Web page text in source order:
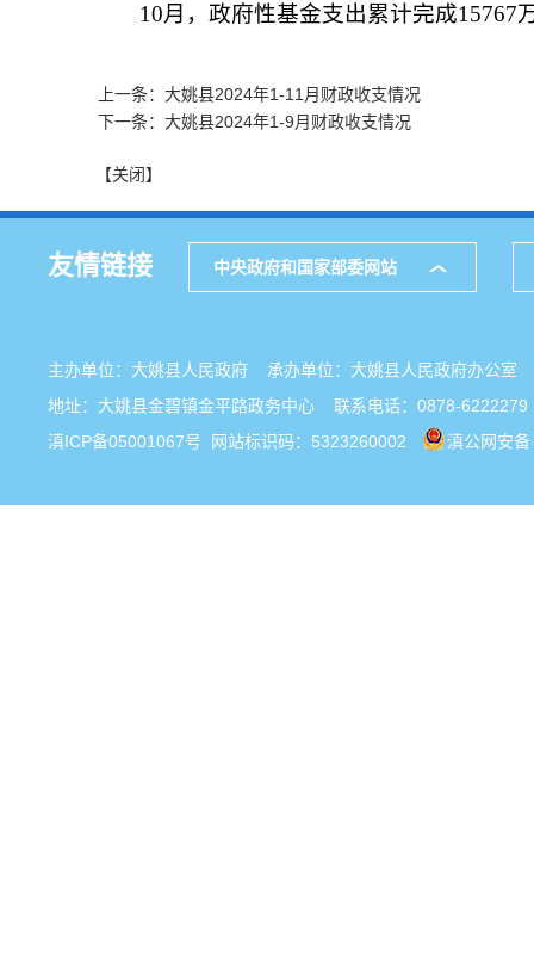
10月，政府性基金支出累计完成15767
上一条：大姚县2024年1-11月财政收支情况
下一条：大姚县2024年1-9月财政收支情况
【关闭】
友情链接 中央政府和国家部委网站
主办单位：大姚县人民政府 承办单位：大姚县人民政府办公
地址：大姚县金碧镇金平路政务中心 联系电话：0878-6222279
滇ICP备05001067号 网站标识码：5323260002 滇公网安